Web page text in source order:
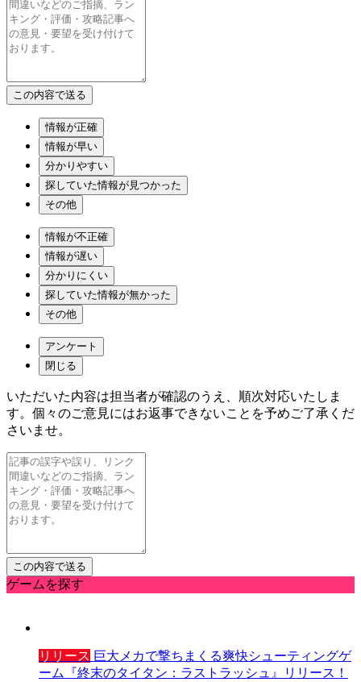
情報が正確
情報が早い
分かりやすい
探していた情報が見つかった
その他
情報が不正確
情報が遅い
分かりにくい
探していた情報が無かった
その他
アンケート
閉じる
いただいた内容は担当者が確認のうえ、順次対応いたしま
す。個々のご意見にはお返事できないことを予めご了承くだ
さいませ。
ゲームを探す
リリース 巨大メカで撃ちまくる爽快シューティングゲ
ーム『終末のタイタン：ラストラッシュ』リリース！